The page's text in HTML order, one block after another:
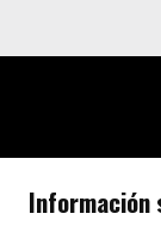
Carrer
Información